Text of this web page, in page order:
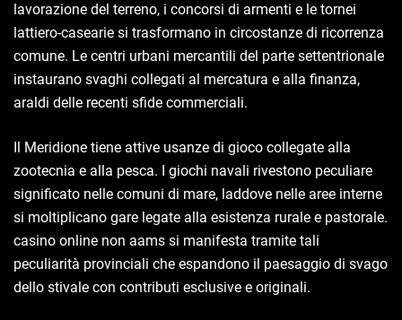
lavorazione del terreno, i concorsi di armenti e le tornei
lattiero-casearie si trasformano in circostanze di ricorrenza
comune. Le centri urbani mercantili del parte settentrionale
instaurano svaghi collegati al mercatura e alla finanza,
araldi delle recenti sfide commerciali.
Il Meridione tiene attive usanze di gioco collegate alla
zootecnia e alla pesca. I giochi navali rivestono peculiare
significato nelle comuni di mare, laddove nelle aree interne
si moltiplicano gare legate alla esistenza rurale e pastorale.
casino online non aams si manifesta tramite tali
peculiarità provinciali che espandono il paesaggio di svago
dello stivale con contributi esclusive e originali.